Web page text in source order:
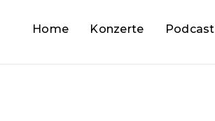
Home Konzerte Podcast